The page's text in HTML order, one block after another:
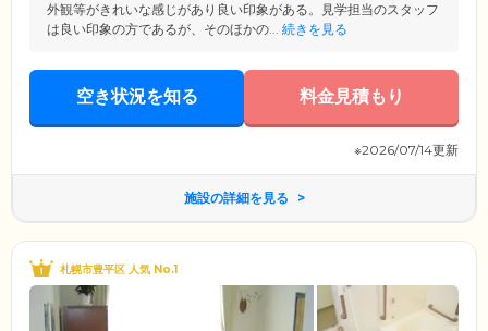
外観等がきれいな感じがあり良い印象がある。見学担当のスタッフ
は良い印象の方であるが、そのほかの... 続きを見る
空き状況を知る 料金見積もり
※2026/07/14更新
施設の詳細を見る
札幌市豊平区 人気 No.1